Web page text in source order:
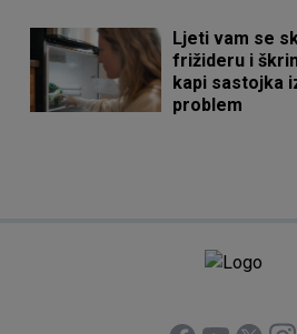
Ljeti vam se
frižideru i
kapi sastojka
problem